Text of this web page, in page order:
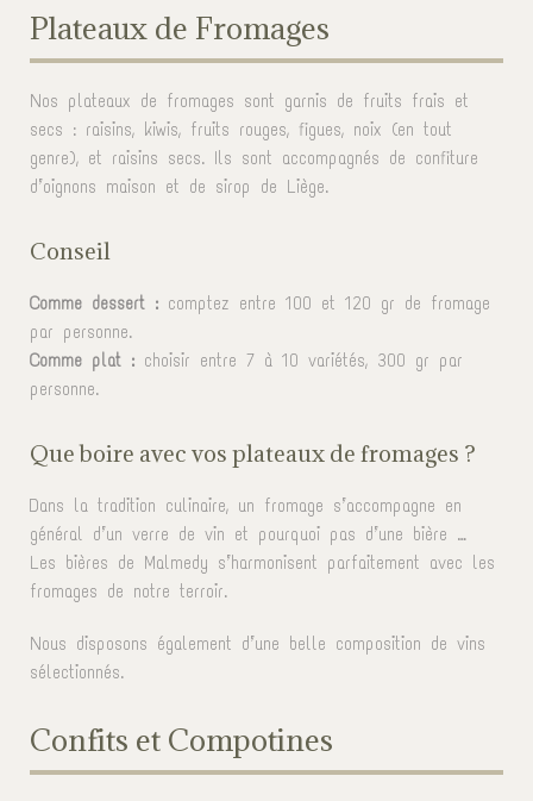
Plateaux de Fromages
Nos plateaux de fromages sont garnis de fruits frais et
secs : raisins, kiwis, fruits rouges, figues, noix (en tout
genre), et raisins secs. Ils sont accompagnés de confiture
d’oignons maison et de sirop de Liège.
Conseil
Comme dessert : comptez entre 100 et 120 gr de fromage
par personne.
Comme plat : choisir entre 7 à 10 variétés, 300 gr par
personne.
Que boire avec vos plateaux de fromages ?
Dans la tradition culinaire, un fromage s’accompagne en
général d’un verre de vin et pourquoi pas d’une bière …
Les bières de Malmedy s’harmonisent parfaitement avec les
fromages de notre terroir.
Nous disposons également d’une belle composition de vins
sélectionnés.
Confits et Compotines